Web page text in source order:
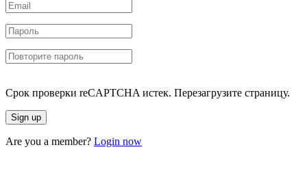
Срок проверки reCAPTCHA истек. Перезагрузите страницу.
Are you a member? Login now